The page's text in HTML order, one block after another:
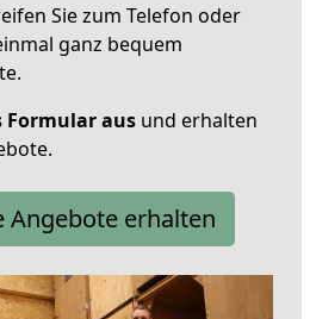
Sie zum Telefon oder
ganz bequem
Formular aus und erhalten
Angebote erhalten